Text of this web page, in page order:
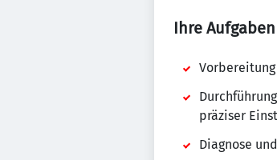
Ihre
präziser
Diagnose